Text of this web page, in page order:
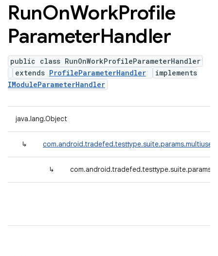
RunOnWorkProfile
ParameterHandler
public class RunOnWorkProfileParameterHandler
extends ProfileParameterHandler
implements
IModuleParameterHandler
java.lang.Object
↳
↳